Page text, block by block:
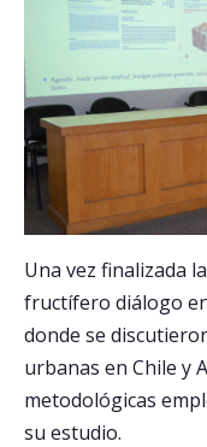
Una vez finalizada
fructífero diálogo
donde se
urbanas en Chile y
metodológicas
su estudio.